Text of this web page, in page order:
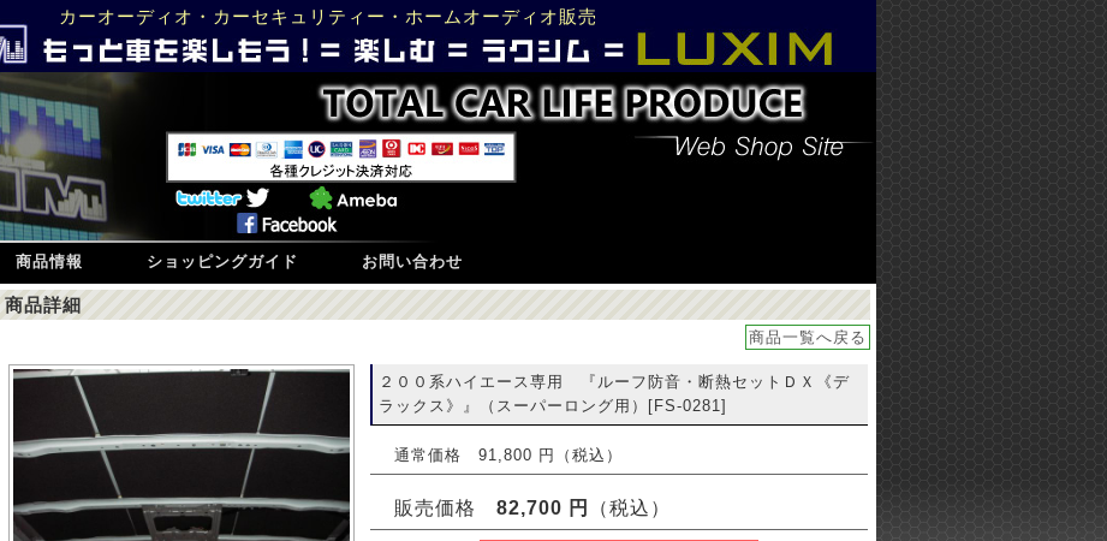
カーオーディオ・カーセキュリティー・ホームオーディオ販売
商品情報 ショッピングガイド お問い合わせ
商品詳細
商品一覧へ戻る
２００系ハイエース専用 『ルーフ防音・断熱セットＤＸ《デ
ラックス》』（スーパーロング用）[FS-0281]
通常価格 91,800 円（税込）
販売価格 82,700 円 （税込）